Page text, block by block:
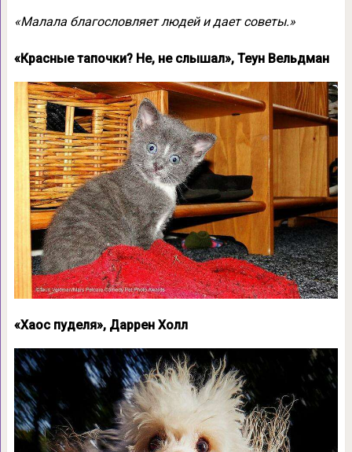
«Малала благословляет людей и дает советы.»
«Красные тапочки? Не, не слышал», Теун Вельдман
«Хаос пуделя», Даррен Холл